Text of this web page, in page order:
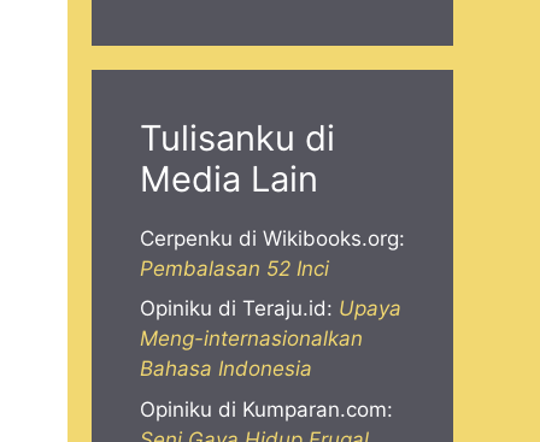
Tulisanku di
Media Lain
Cerpenku di Wikibooks.org:
Pembalasan 52 Inci
Opiniku di Teraju.id: Upaya
Meng-internasionalkan
Bahasa Indonesia
Opiniku di Kumparan.com: